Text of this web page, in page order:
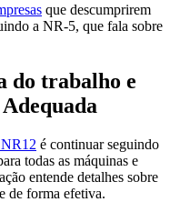
que descumprirem
a NR-5, que fala sobre
do trabalho e
é continuar seguindo
todas as máquinas e
entende detalhes sobre
de forma efetiva.